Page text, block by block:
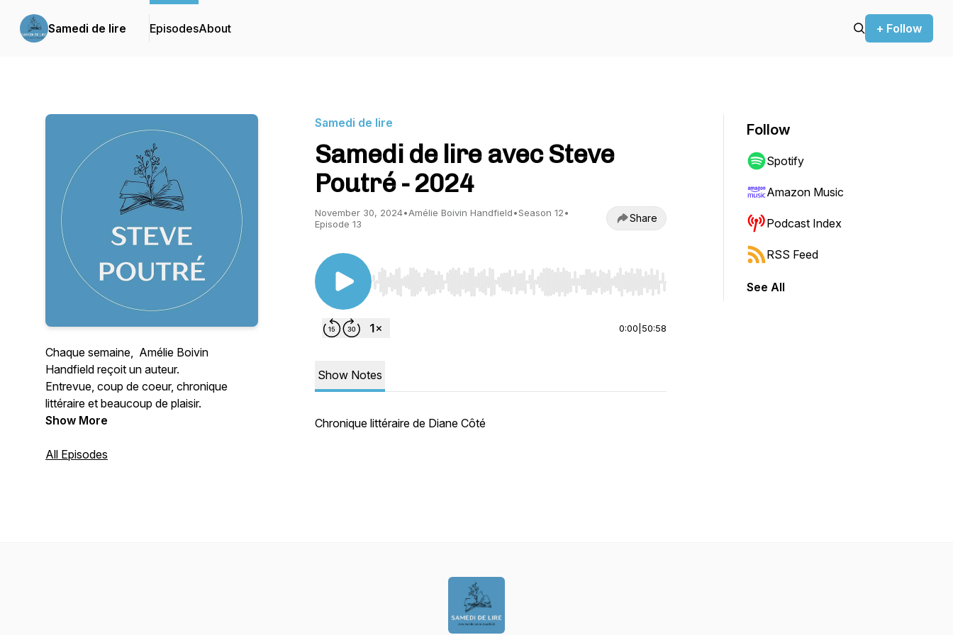
Samedi de lire EpisodesAbout + Follow
Chaque semaine, Amélie Boivin
Handfield reçoit un auteur.
Entrevue, coup de coeur, chronique
littéraire et beaucoup de plaisir.
Show More
All Episodes
Samedi de lire
Samedi de lire avec Steve
Poutré - 2024
November 30, 2024•Amélie Boivin Handfield•Season 12•
Episode 13
Share
Use Left/Right to seek, Home/End to jump to start or end. Hold shift to jump forward or backward.
0:00 50:58
Show Notes
Chronique littéraire de Diane Côté
Follow
Spotify
Amazon Music
Podcast Index
RSS Feed
See All